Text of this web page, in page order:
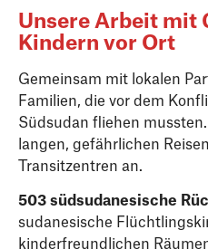
Unsere Arbeit mit
Kindern vor Ort
Gemeinsam mit lokalen
Familien, die vor dem
Südsudan fliehen
langen, gefährlichen
Transitzentren an.
503 südsudanesische
sudanesische
kinderfreundlichen